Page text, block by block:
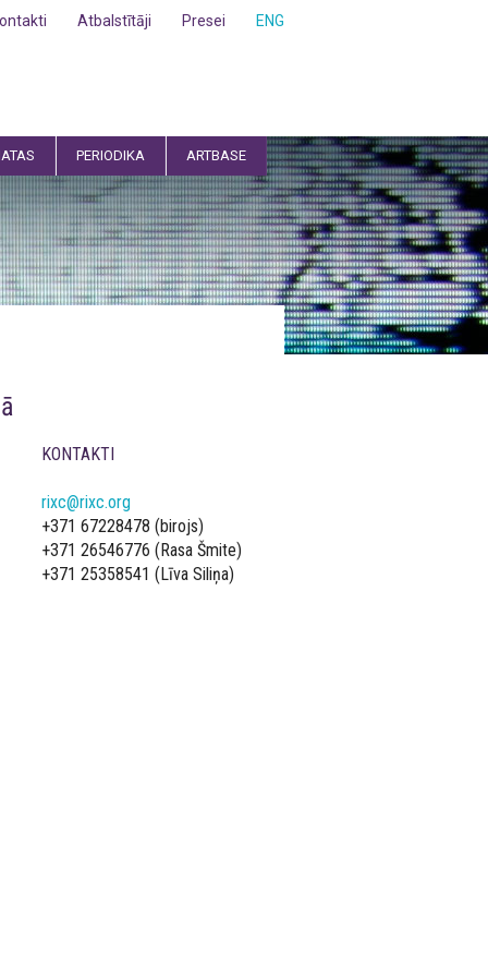
ENG
Presei
Atbalstītāji
PERIODIKA ARTBASE
KONTAKTI
rixc@rixc.org
+371 67228478 (birojs)
+371 26546776 (Rasa Šmite)
+371 25358541 (Līva Siliņa)